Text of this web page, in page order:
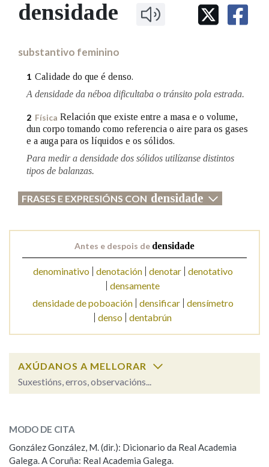
IDENTIDADE CORPORATIVA
MARCIAL DEL ADALID
FIGURAS HOMENAXEADAS
PORTAL DAS PALABRAS
Facebook
TwitterYoutubeInstagram
Bluesky
BUSCAR NOS LEMAS
Contén
Nos exemplos
Na fraseoloxía
OUTRAS OPCIÓNS DE BUSCA
Marcas gramaticais
Pertence a
densidade
substantivo feminino
1 Calidade do que é denso.
A densidade da néboa dificultaba o tránsito pola estrada.
2 Física Relación que existe entre a masa e o volume,
dun corpo tomando como referencia o aire para os gases
e a auga para os líquidos e os sólidos.
Para medir a densidade dos sólidos utilízanse distintos
tipos de balanzas.
FRASES E EXPRESIÓNS CON densidade
Antes e despois de densidade
denominativo denotación denotar denotativo
densamente
densidade de poboación densificar densímetro
denso dentabrún
AXÚDANOS A MELLORAR
Suxestións, erros, observacións...
ESCOLLE UNHA OPCIÓN:
Observación Hai un erro na palabra
MODO DE CITA
González González, M. (dir.): Dicionario da Real Academia
Galega. A Coruña: Real Academia Galega.